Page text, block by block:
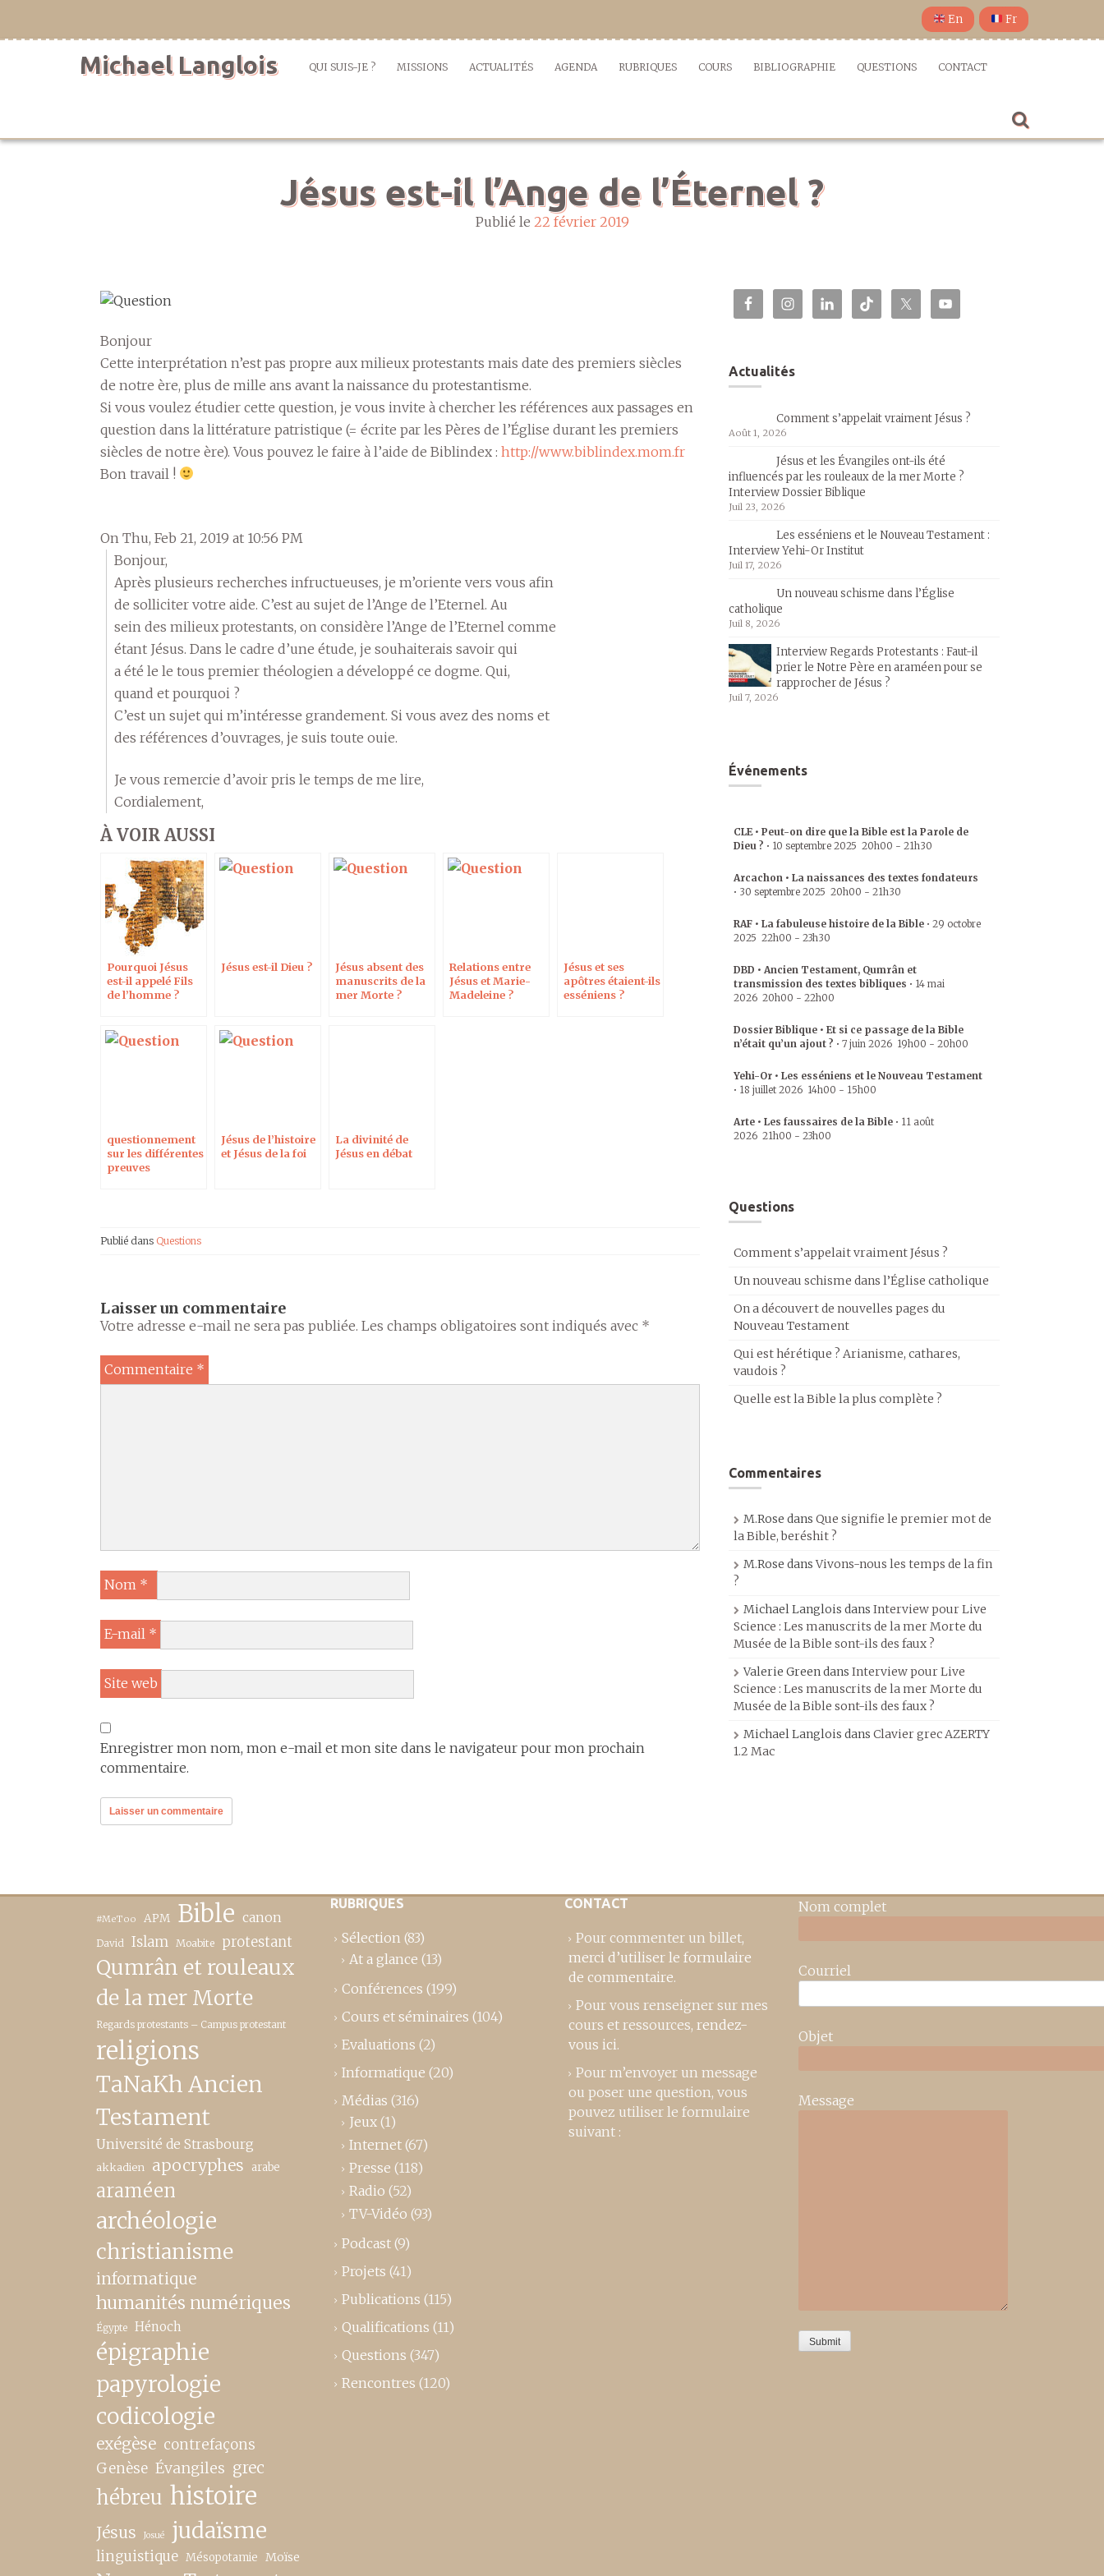
En Fr
Michael Langlois QUI SUIS-JE ? MISSIONS ACTUALITÉS AGENDA RUBRIQUES COURS BIBLIOGRAPHIE QUESTIONS CONTACT
Jésus est-il l’Ange de l’Éternel ?
Publié le 22 février 2019
Bonjour
Cette interprétation n’est pas propre aux milieux protestants mais date des premiers siècles
de notre ère, plus de mille ans avant la naissance du protestantisme.
Si vous voulez étudier cette question, je vous invite à chercher les références aux passages en
question dans la littérature patristique (= écrite par les Pères de l’Église durant les premiers
siècles de notre ère). Vous pouvez le faire à l’aide de Biblindex : http://www.biblindex.mom.fr
Bon travail !
On Thu, Feb 21, 2019 at 10:56 PM
Bonjour,
Après plusieurs recherches infructueuses, je m’oriente vers vous afin
de solliciter votre aide. C’est au sujet de l’Ange de l’Eternel. Au
sein des milieux protestants, on considère l’Ange de l’Eternel comme
étant Jésus. Dans le cadre d’une étude, je souhaiterais savoir qui
a été le le tous premier théologien a développé ce dogme. Qui,
quand et pourquoi ?
C’est un sujet qui m’intéresse grandement. Si vous avez des noms et
des références d’ouvrages, je suis toute ouie.
Je vous remercie d’avoir pris le temps de me lire,
Cordialement,
À VOIR AUSSI
Pourquoi Jésus
est-il appelé Fils
de l’homme ?
Jésus est-il Dieu ?
Jésus absent des
manuscrits de la
mer Morte ?
Relations entre
Jésus et Marie-
Madeleine ?
Jésus et ses
apôtres étaient-ils
esséniens ?
questionnement
sur les différentes
preuves
Jésus de l’histoire
et Jésus de la foi
La divinité de
Jésus en débat
Publié dans Questions
Laisser un commentaire
Votre adresse e-mail ne sera pas publiée. Les champs obligatoires sont indiqués avec *
Commentaire *
Nom *
E-mail *
Site web
Enregistrer mon nom, mon e-mail et mon site dans le navigateur pour mon prochain
commentaire.
Actualités
Comment s’appelait vraiment Jésus ?
Août 1, 2026
Jésus et les Évangiles ont-ils été
influencés par les rouleaux de la mer Morte ?
Interview Dossier Biblique
Juil 23, 2026
Les esséniens et le Nouveau Testament :
Interview Yehi-Or Institut
Juil 17, 2026
Un nouveau schisme dans l’Église
catholique
Juil 8, 2026
Interview Regards Protestants : Faut-il
prier le Notre Père en araméen pour se
rapprocher de Jésus ?
Juil 7, 2026
Événements
CLE • Peut-on dire que la Bible est la Parole de
Dieu ? • 10 septembre 2025 20h00 - 21h30
Arcachon • La naissances des textes fondateurs
• 30 septembre 2025 20h00 - 21h30
RAF • La fabuleuse histoire de la Bible • 29 octobre
2025 22h00 - 23h30
DBD • Ancien Testament, Qumrân et
transmission des textes bibliques • 14 mai
2026 20h00 - 22h00
Dossier Biblique • Et si ce passage de la Bible
n’était qu’un ajout ? • 7 juin 2026 19h00 - 20h00
Yehi-Or • Les esséniens et le Nouveau Testament
• 18 juillet 2026 14h00 - 15h00
Arte • Les faussaires de la Bible • 11 août
2026 21h00 - 23h00
Questions
Comment s’appelait vraiment Jésus ?
Un nouveau schisme dans l’Église catholique
On a découvert de nouvelles pages du
Nouveau Testament
Qui est hérétique ? Arianisme, cathares,
vaudois ?
Quelle est la Bible la plus complète ?
Commentaires
M.Rose dans Que signifie le premier mot de
la Bible, beréshit ?
M.Rose dansVivons-nous les temps de la fin
?
Michael Langlois dans Interview pour Live
Science : Les manuscrits de la mer Morte du
Musée de la Bible sont-ils des faux ?
Valerie Greendans Interview pour Live
Science : Les manuscrits de la mer Morte du
Musée de la Bible sont-ils des faux ?
Michael Langlois dans Clavier grec AZERTY
1.2 Mac
#MeToo APM Bible canon
David Islam Moabite protestant
Qumrân et rouleaux
de la mer Morte
Regards protestants – Campus protestant
religions
TaNaKh Ancien
Testament
Université de Strasbourg
akkadien apocryphes arabe
araméen
archéologie
christianisme
informatique
humanités numériques
Égypte Hénoch
épigraphie
papyrologie
codicologie
exégèse contrefaçons
Genèse Évangiles grec
hébreu histoire
Jésus Josué judaïsme
linguistique Mésopotamie Moïse
RUBRIQUES
Sélection (83)
At a glance (13)
Conférences (199)
Cours et séminaires (104)
Evaluations (2)
Informatique (20)
Médias (316)
Jeux (1)
Internet (67)
Presse (118)
Radio (52)
TV-Vidéo (93)
Podcast (9)
Projets (41)
Publications (115)
Qualifications (11)
Questions (347)
Rencontres (120)
CONTACT
Pour commenter un billet,
merci d’utiliser le formulaire
de commentaire.
Pour vous renseigner sur mes
cours et ressources, rendez-
vous ici.
Pour m’envoyer un message
ou poser une question, vous
pouvez utiliser le formulaire
suivant :
Nom complet
Courriel
Objet
Message